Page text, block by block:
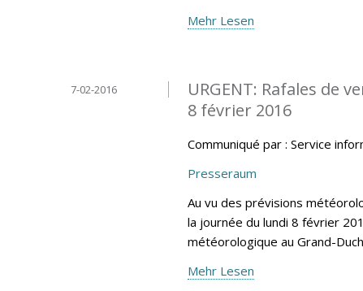
Mehr Lesen
URGENT: Rafales de
8 février 2016
Communiqué par : Service
7-02-2016
Presseraum
Au vu des prévisions
la journée du lundi 8 février
météorologique au Grand-
Mehr Lesen